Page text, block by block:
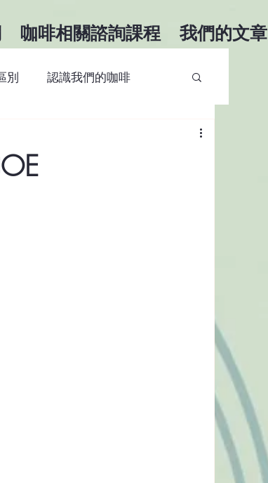
咖啡相關諮詢課程 我們的文章
別 認識我們的咖啡